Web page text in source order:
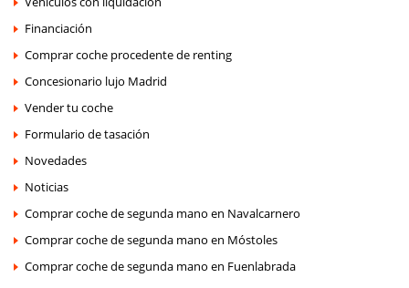
Financiación
Comprar coche procedente de renting
Concesionario lujo Madrid
Vender tu coche
Formulario de tasación
Novedades
Noticias
Comprar coche de segunda mano en Navalcarnero
Comprar coche de segunda mano en Móstoles
Comprar coche de segunda mano en Fuenlabrada